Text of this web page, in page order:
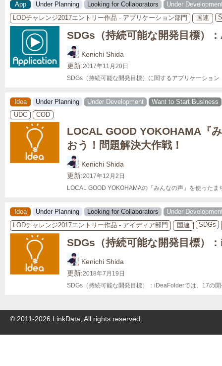
App Under Planning Looking for Collaborators
Under
LODチャレンジ2017エントリー作品 - アプリケーション部門
国連
SDGs（持続可能な開発目標）
Kenichi Shida
更新:2017年11月20日
SDGs（持続可能な開発目標）に関するアプリケーショ
Idea Under Planning Under Development
Want to Start Business
UDC
COD
LOCAL GOOD YOKOHAMA『
おう！問題解決大作戦！
Kenichi Shida
更新:2017年12月2日
LOCAL GOOD YOKOHAMAの『みんなの声』を使った
Idea Under Planning Looking for Collaborators
Under
LODチャレンジ2017エントリー作品 - アイディア部門
国連 SDGs
SDGs（持続可能な開発目標）
Kenichi Shida
更新:2018年7月19日
SDGs（持続可能な開発目標）：iDeaFolderでは、17の
© 2011-2026 LinkData, All rights reserved.